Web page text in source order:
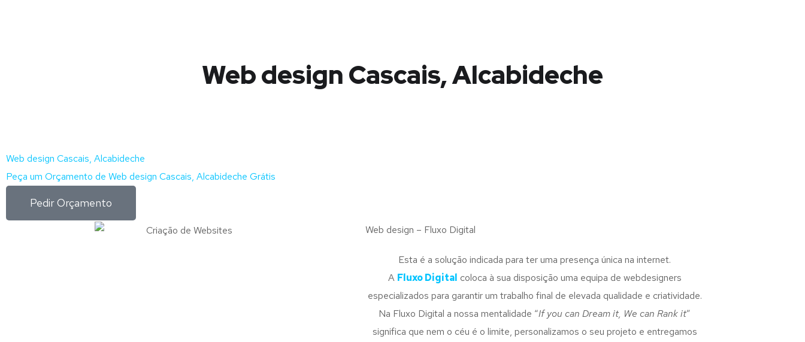
Web design Cascais, Alcabideche
Web design Cascais, Alcabideche
Peça um Orçamento de Web design Cascais, Alcabideche Grátis
Pedir Orçamento
Web design – Fluxo Digital
Esta é a solução indicada para ter uma presença única na internet.
A Fluxo Digital coloca à sua disposição uma equipa de webdesigners
especializados para garantir um trabalho final de elevada qualidade e criatividade.
Na Fluxo Digital a nossa mentalidade “If you can Dream it, We can Rank it”
significa que nem o céu é o limite, personalizamos o seu projeto e entregamos